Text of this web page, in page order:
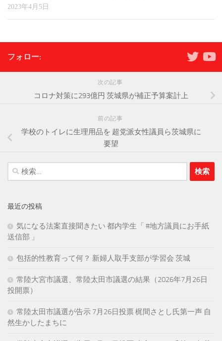
2023年4月5日
フォロー:
次の記事
コロナ対策に293億円 茨城県が補正予算案計上
前の記事
学校のトイレに生理用品を 超党派女性議員ら茨城県に
要望
検
索:
最近の投稿
気になる法案直接聞きたい 都内学生「 #地方議員にお手紙
送信部 」
包括的性教育って何？ 新婦人取手支部が学習会 茨城
常陸大宮市議選、常陸太田市議選の結果（2026年7月26日
投開票）
常陸太田市議選が告示 7月26日投票 梶間さとし氏第一声 自
然生かしたまちに